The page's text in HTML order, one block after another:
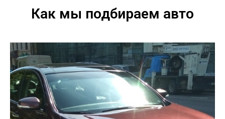
Как мы подбираем авто